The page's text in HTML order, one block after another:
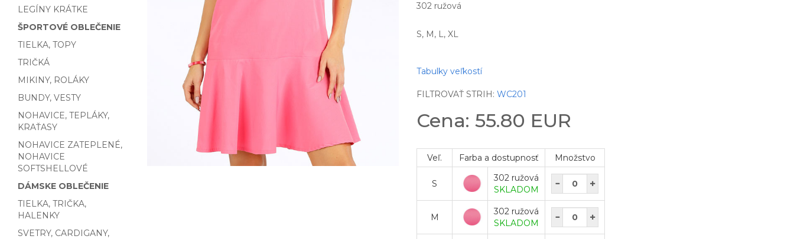
LEGÍNY KRÁTKE
ŠPORTOVÉ OBLEČENIE
TIELKA, TOPY
TRIČKÁ
MIKINY, ROLÁKY
BUNDY, VESTY
NOHAVICE, TEPLÁKY,
KRAŤASY
NOHAVICE ZATEPLENÉ,
NOHAVICE
SOFTSHELLOVÉ
DÁMSKE OBLEČENIE
TIELKA, TRIČKA,
HALENKY
SVETRY, CARDIGANY,
302 ružová
S, M, L, XL
Tabulky veľkostí
FILTROVAŤ STRIH:WC201
Cena: 55.80 EUR
Veľ. Farba a dostupnosť Množstvo
S
302 ružová
SKLADOM
M
302 ružová
SKLADOM